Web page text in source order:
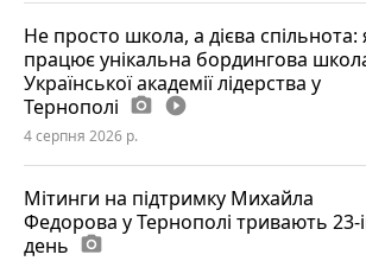
Не просто школа, а дієва спільнота:
працює унікальна бордингова
Української академії лідерства у
Тернополі photo_camera play_circle_filled
4 серпня 2026 р.
Мітинги на підтримку Михайла
Федорова у Тернополі тривають 23-
день photo_camera